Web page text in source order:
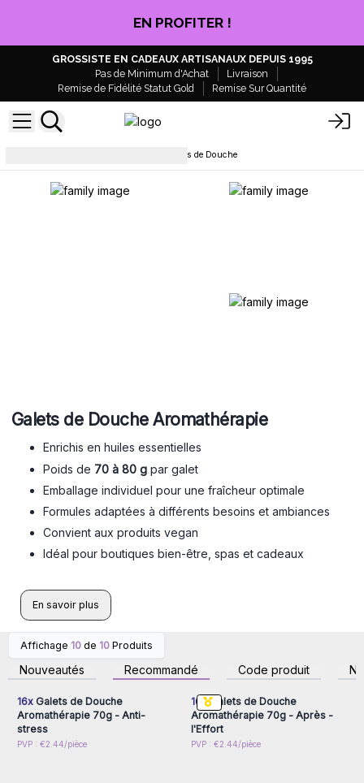
CLIQUEZ ICI
GROSSISTE EN CADEAUX ARTISANAUX DEPUIS 1995
Pas de Minimum d'Achat
Livraison
Remise de Fidélité Statut Gold
Remise Sur Quantité
Galets de Douche
Galets de Douche Aromathérapie
Enrichis en huiles essentielles
Poids de 70 à 80 gpar galet
Emballage individuel pour une fraîcheur optimale
Formules adaptées à différents besoins et ambiances
Convient aux produits vegan
Idéal pour boutiques bien-être, spas et cadeaux
En savoir plus
Affichage 10 de 10 Produits
Nouveautés Recommandé Code produit
Connectez-vous ou
inscrivez-vous pour
accéder aux prix de gros
16xGalets de Douche
Aromathérapie 70g - Anti-
stress
PVP : €2.44/pièce
inscrivez-vous pour
accéder aux prix de gros
16xGalets de Douche
Aromathérapie 70g - Après -
l'Effort
PVP : €2.44/pièce
Connectez-vous ou
Connectez-vous ou